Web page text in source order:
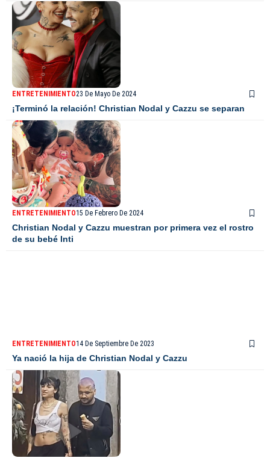
ENTRETENIMIENTO23 De Mayo De 2024
¡Terminó la relación! Christian Nodal y Cazzu se separan
ENTRETENIMIENTO15 De Febrero De 2024
Christian Nodal y Cazzu muestran por primera vez el rostro
de su bebé Inti
ENTRETENIMIENTO14 De Septiembre De 2023
Ya nació la hija de Christian Nodal y Cazzu